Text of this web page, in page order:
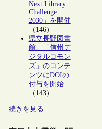
Next Library
Challenge
2030」を開催
（146）
県立長野図書
館、「信州デ
ジタルコモン
ズ」のコンテ
ンツにDOIの
付与を開始
（143）
続きを見る